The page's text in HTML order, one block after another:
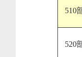
510
520